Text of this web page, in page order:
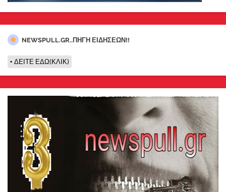
NEWSPULL.GR..ΠΗΓΗ ΕΙΔΗΣΕΩΝ!!
ΔΕΙΤΕ ΕΔΩ(ΚΛΙΚ)